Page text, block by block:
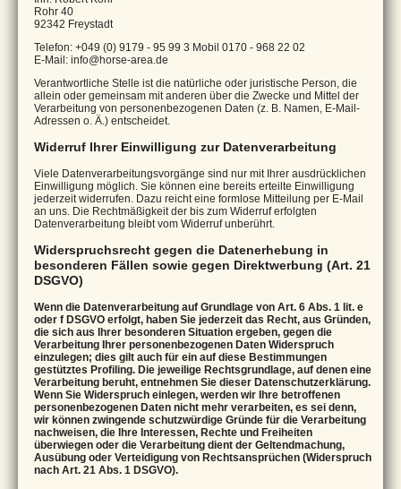
Rohr 40
92342 Freystadt
Telefon: +049 (0) 9179 - 95 99 3 Mobil 0170 - 968 22 02
E-Mail: info@horse-area.de
Verantwortliche Stelle ist die natürliche oder juristische Person, die
allein oder gemeinsam mit anderen über die Zwecke und Mittel der
Verarbeitung von personenbezogenen Daten (z. B. Namen, E-Mail-
Adressen o. Ä.) entscheidet.
Widerruf Ihrer Einwilligung zur Datenverarbeitung
Viele Datenverarbeitungsvorgänge sind nur mit Ihrer ausdrücklichen
Einwilligung möglich. Sie können eine bereits erteilte Einwilligung
jederzeit widerrufen. Dazu reicht eine formlose Mitteilung per E-Mail
an uns. Die Rechtmäßigkeit der bis zum Widerruf erfolgten
Datenverarbeitung bleibt vom Widerruf unberührt.
Widerspruchsrecht gegen die Datenerhebung in
besonderen Fällen sowie gegen Direktwerbung (Art. 21
DSGVO)
Wenn die Datenverarbeitung auf Grundlage von Art. 6 Abs. 1 lit. e
oder f DSGVO erfolgt, haben Sie jederzeit das Recht, aus Gründen,
die sich aus Ihrer besonderen Situation ergeben, gegen die
Verarbeitung Ihrer personenbezogenen Daten Widerspruch
einzulegen; dies gilt auch für ein auf diese Bestimmungen
gestütztes Profiling. Die jeweilige Rechtsgrundlage, auf denen eine
Verarbeitung beruht, entnehmen Sie dieser Datenschutzerklärung.
Wenn Sie Widerspruch einlegen, werden wir Ihre betroffenen
personenbezogenen Daten nicht mehr verarbeiten, es sei denn,
wir können zwingende schutzwürdige Gründe für die Verarbeitung
nachweisen, die Ihre Interessen, Rechte und Freiheiten
überwiegen oder die Verarbeitung dient der Geltendmachung,
Ausübung oder Verteidigung von Rechtsansprüchen (Widerspruch
nach Art. 21 Abs. 1 DSGVO).